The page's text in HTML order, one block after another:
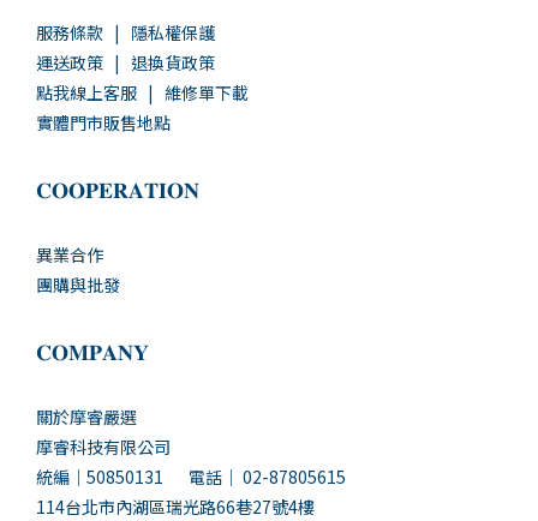
服務條款 | 隱私權保護
運送政策 | 退換貨政策
點我線上客服 | 維修單下載
實體門市販售地點
𝐂𝐎𝐎𝐏𝐄𝐑𝐀𝐓𝐈𝐎𝐍
異業合作
團購與批發
𝐂𝐎𝐌𝐏𝐀𝐍𝐘
關於摩睿嚴選
摩睿科技有限公司
統編｜50850131 電話｜ 02-87805615
114台北市內湖區瑞光路66巷27號4樓